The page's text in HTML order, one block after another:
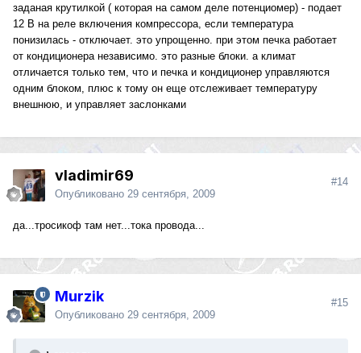
заданая крутилкой ( которая на самом деле потенциомер) - подает
12 В на реле включения компрессора, если температура
понизилась - отключает. это упрощенно. при этом печка работает
от кондиционера независимо. это разные блоки. а климат
отличается только тем, что и печка и кондиционер управляются
одним блоком, плюс к тому он еще отслеживает температуру
внешнюю, и управляет заслонками
vladimir69
Опубликовано 29 сентября, 2009
#14
да...тросикоф там нет...тока провода...
Murzik
Опубликовано 29 сентября, 2009
#15